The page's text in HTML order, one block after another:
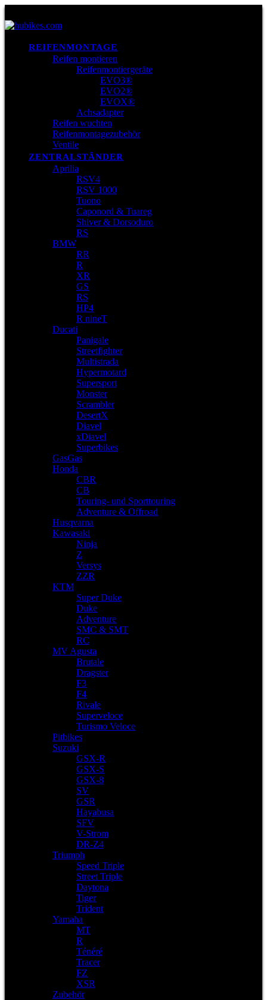
REIFENMONTAGE
Reifen montieren
Reifenmontiergeräte
EVO3®
EVO2®
EVOX®
Achsadapter
Reifen wuchten
Reifenmontagezubehör
Ventile
ZENTRALSTÄNDER
Aprilia
RSV4
RSV 1000
Tuono
Caponord & Tuareg
Shiver & Dorsoduro
RS
BMW
RR
R
XR
GS
RS
HP4
R nineT
Ducati
Panigale
Streetfighter
Multistrada
Hypermotard
Supersport
Monster
Scrambler
DesertX
Diavel
xDiavel
Superbikes
GasGas
Honda
CBR
CB
Touring- und Sporttouring
Adventure & Offroad
Husqvarna
Kawasaki
Ninja
Z
Versys
ZZR
KTM
Super Duke
Duke
Adventure
SMC & SMT
RC
MV Agusta
Brutale
Dragster
F3
F4
Rivale
Superveloce
Turismo Veloce
Pitbikes
Suzuki
GSX-R
GSX-S
GSX-8
SV
GSR
Hayabusa
SFV
V-Strom
DR-Z4
Triumph
Speed Triple
Street Triple
Daytona
Tiger
Trident
Yamaha
MT
R
Ténéré
Tracer
FZ
XSR
Zubehör